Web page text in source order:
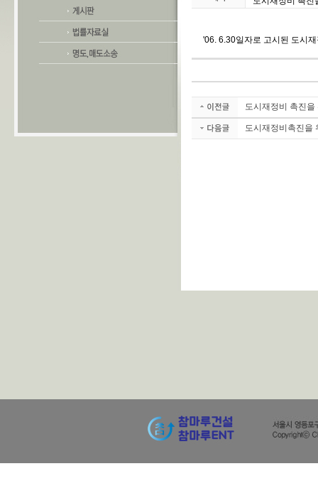
'06. 6.30일자로 고시된 도시
도시재정비 촉진
도시재정비촉진을